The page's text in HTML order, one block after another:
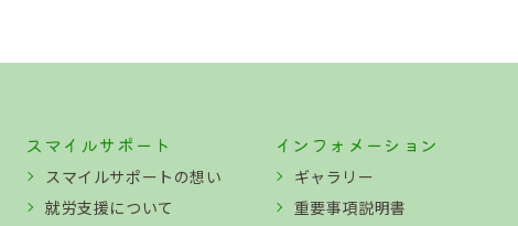
スマイルサポート
スマイルサポートの想い
就労支援について
インフォメーション
ギャラリー
重要事項説明書